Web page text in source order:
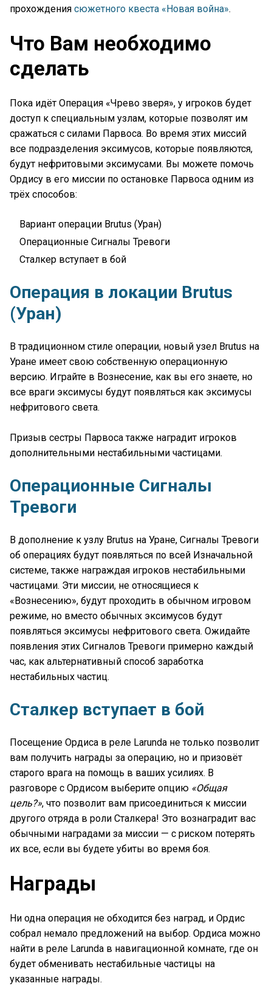
прохождения сюжетного квеста «Новая война».
Что Вам необходимо
сделать
Пока идёт Операция «Чрево зверя», у игроков будет
доступ к специальным узлам, которые позволят им
сражаться с силами Парвоса. Во время этих миссий
все подразделения эксимусов, которые появляются,
будут нефритовыми эксимусами. Вы можете помочь
Ордису в его миссии по остановке Парвоса одним из
трёх способов:
Вариант операции Brutus (Уран)
Операционные Сигналы Тревоги
Сталкер вступает в бой
Операция в локации Brutus
(Уран)
В традиционном стиле операции, новый узел Brutus на
Уране имеет свою собственную операционную
версию. Играйте в Вознесение, как вы его знаете, но
все враги эксимусы будут появляться как эксимусы
нефритового света.
Призыв сестры Парвоса также наградит игроков
дополнительными нестабильными частицами.
Операционные Сигналы
Тревоги
В дополнение к узлу Brutus на Уране, Сигналы Тревоги
об операциях будут появляться по всей Изначальной
системе, также награждая игроков нестабильными
частицами. Эти миссии, не относящиеся к
«Вознесению», будут проходить в обычном игровом
режиме, но вместо обычных эксимусов будут
появляться эксимусы нефритового света. Ожидайте
появления этих Сигналов Тревоги примерно каждый
час, как альтернативный способ заработка
нестабильных частиц.
Сталкер вступает в бой
Посещение Ордиса в реле Larunda не только позволит
вам получить награды за операцию, но и призовёт
старого врага на помощь в ваших усилиях. В
разговоре с Ордисом выберите опцию «Общая
цель?», что позволит вам присоединиться к миссии
другого отряда в роли Сталкера! Это вознаградит вас
обычными наградами за миссии — с риском потерять
их все, если вы будете убиты во время боя.
Награды
Ни одна операция не обходится без наград, и Ордис
собрал немало предложений на выбор. Ордиса можно
найти в реле Larunda в навигационной комнате, где он
будет обменивать нестабильные частицы на
указанные награды.